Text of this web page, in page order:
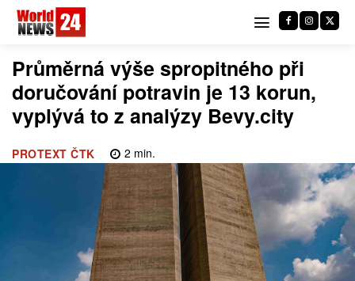
Průměrná výše spropitného při
doručování potravin je 13 korun,
vyplývá to z analýzy Bevy.city
PROTEXT ČTK 2 min.